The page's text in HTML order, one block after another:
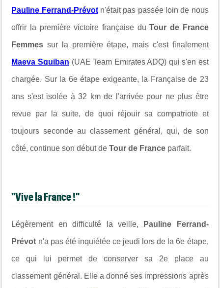
Pauline Ferrand-Prévot n'était pas passée loin de nous
offrir la première victoire française duTour de France
Femmessur la première étape, mais c'est finalement
Maeva Squiban (UAE Team Emirates ADQ) qui s'en est
chargée. Sur la 6e étape exigeante, la Française de 23
ans s'est isolée à 32 km de l'arrivée pour ne plus être
revue par la suite, de quoi réjouir sa compatriote et
toujours seconde au classement général, qui, de son
côté, continue son début deTour de France parfait.
"Vive la France !"
Légèrement en difficulté la veille, Pauline Ferrand-
Prévot n'a pas été inquiétée ce jeudi lors de la 6e étape,
ce qui lui permet de conserver sa 2e place au
classement général. Elle a donné ses impressions après